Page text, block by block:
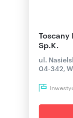
Toscany
Sp.K.
ul.
04-342,